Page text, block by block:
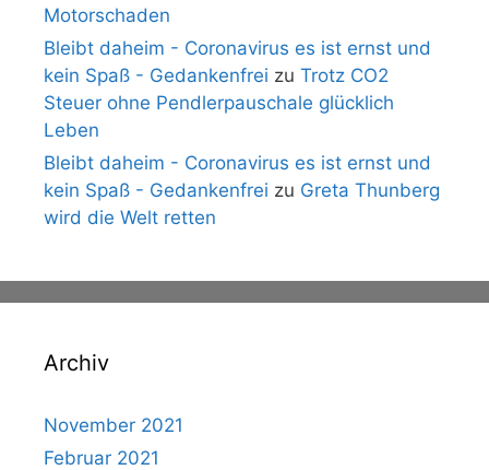
Motorschaden
Bleibt daheim - Coronavirus es ist ernst und
kein Spaß - Gedankenfrei zu Trotz CO2
Steuer ohne Pendlerpauschale glücklich
Leben
Bleibt daheim - Coronavirus es ist ernst und
kein Spaß - Gedankenfrei zu Greta Thunberg
wird die Welt retten
Archiv
November 2021
Februar 2021